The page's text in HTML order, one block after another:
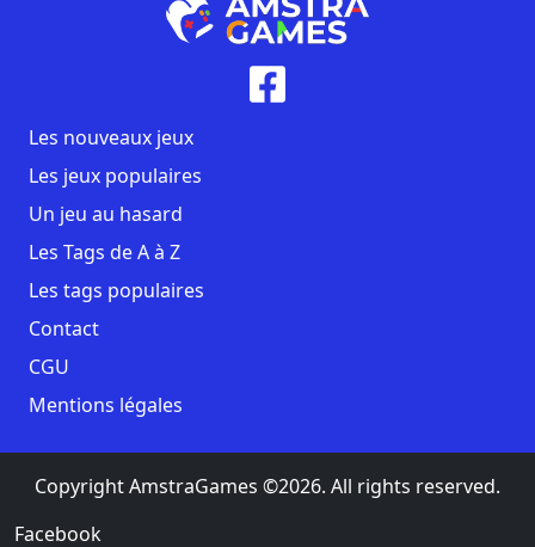
Les nouveaux jeux
Les jeux populaires
Un jeu au hasard
Les Tags de A à Z
Les tags populaires
Contact
CGU
Mentions légales
Copyright AmstraGames ©2026. All rights reserved.
Facebook